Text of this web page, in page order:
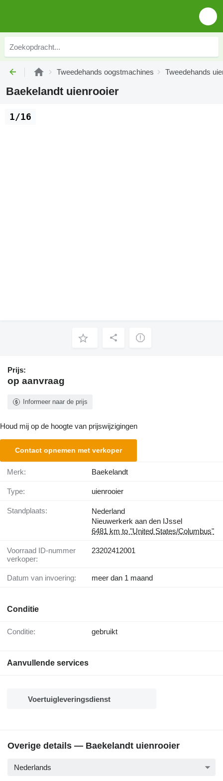
Tweedehands oogstmachines Tweedehands
Baekelandt uienrooier
1/16
Prijs:
op aanvraag
Informeer naar de prijs
Houd mij op de hoogte van prijswijzigingen
Contact opnemen met verkoper
Merk: Baekelandt
Type: uienrooier
Standplaats:
Nederland
Nieuwerkerk aan den IJssel
6481 km to "United States/Columbus"
Voorraad ID-nummer
verkoper:
23202412001
Datum van invoering: meer dan 1 maand
Conditie
Conditie: gebruikt
Aanvullende services
Voertuigleveringsdienst
Overige details — Baekelandt uienrooier
Nederlands